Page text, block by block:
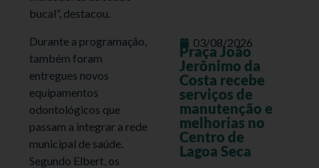
bucal”, destacou.
Durante a programação,
também foram
entregues novos
equipamentos
odontológicos que
passam a integrar a rede
municipal de saúde.
Segundo Elbert, os
03/08/2026
Praça João
Jerônimo da
Costa recebe
serviços de
manutenção e
melhorias no
Centro de
Lagoa Seca